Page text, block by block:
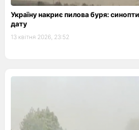
Україну накриє пилова буря:
дату
13 квітня 2026, 23:52